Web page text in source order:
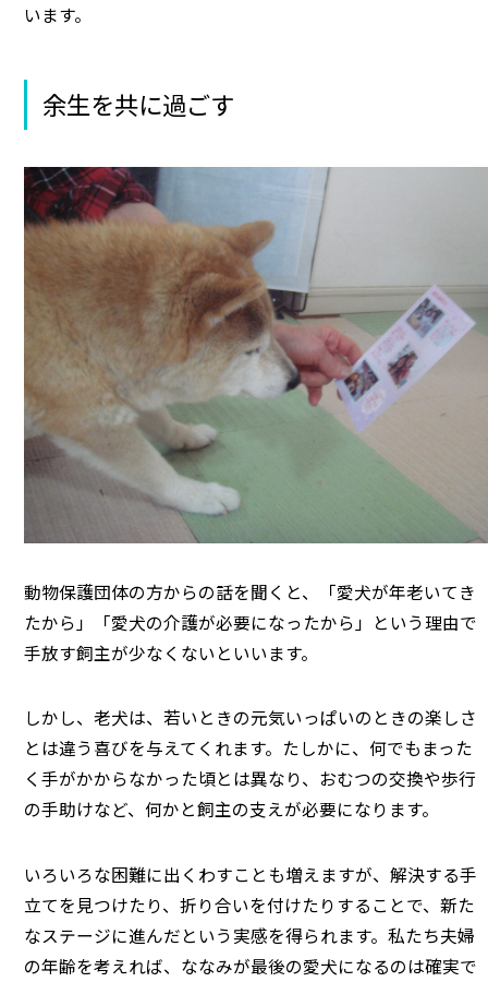
います。
余生を共に過ごす
動物保護団体の方からの話を聞くと、「愛犬が年老いてき
たから」「愛犬の介護が必要になったから」という理由で
手放す飼主が少なくないといいます。
しかし、老犬は、若いときの元気いっぱいのときの楽しさ
とは違う喜びを与えてくれます。たしかに、何でもまった
く手がかからなかった頃とは異なり、おむつの交換や歩行
の手助けなど、何かと飼主の支えが必要になります。
いろいろな困難に出くわすことも増えますが、解決する手
立てを見つけたり、折り合いを付けたりすることで、新た
なステージに進んだという実感を得られます。私たち夫婦
の年齢を考えれば、ななみが最後の愛犬になるのは確実で